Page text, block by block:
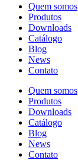
Quem somos
Produtos
Downloads
Catálogo
Blog
News
Contato
Quem somos
Produtos
Downloads
Catálogo
Blog
News
Contato